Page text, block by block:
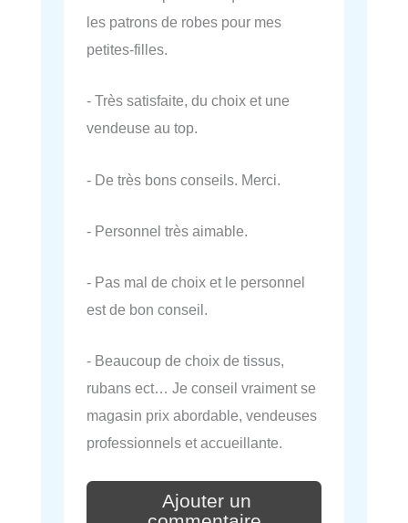
les patrons de robes pour mes
petites-filles.
- Très satisfaite, du choix et une
vendeuse au top.
- De très bons conseils. Merci.
- Personnel très aimable.
- Pas mal de choix et le personnel
est de bon conseil.
- Beaucoup de choix de tissus,
rubans ect… Je conseil vraiment se
magasin prix abordable, vendeuses
professionnels et accueillante.
Ajouter un